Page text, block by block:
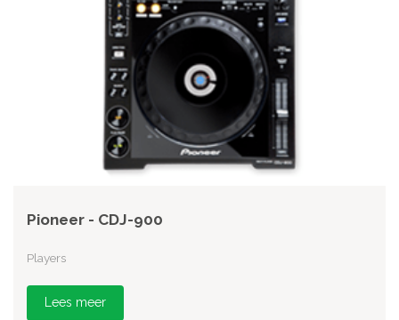
Pioneer - CDJ-900
Players
Lees meer